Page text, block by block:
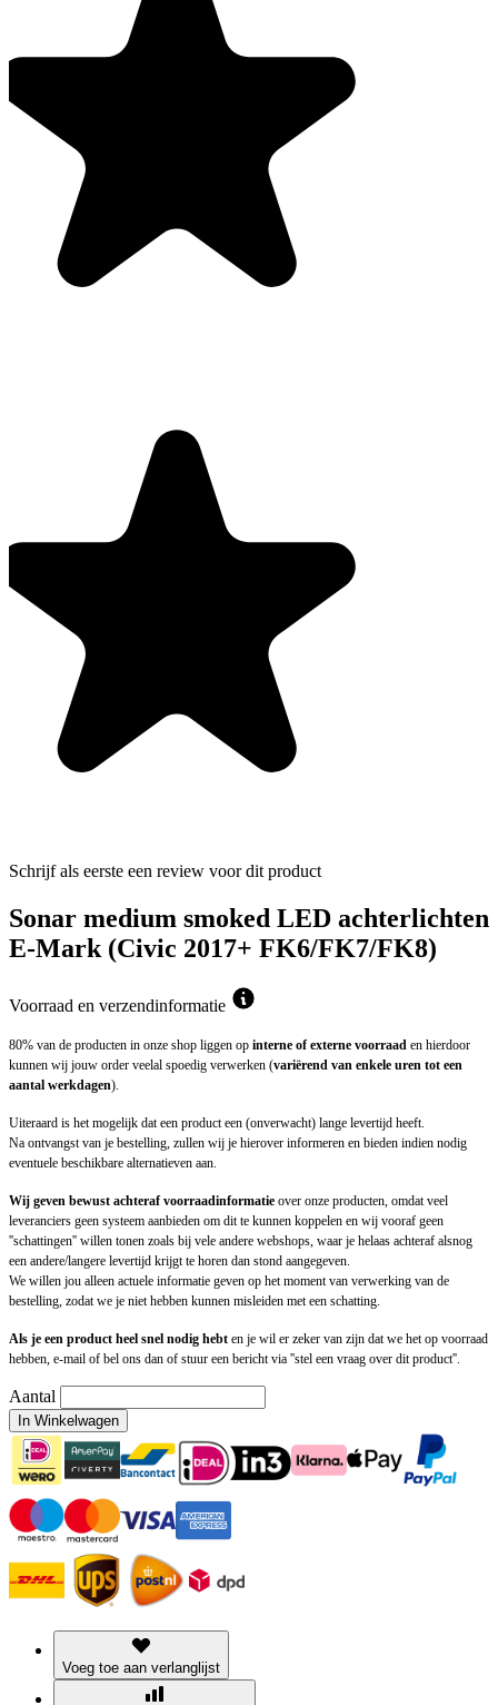
Schrijf als eerste een review voor dit product
Sonar medium smoked LED achterlichten
E-Mark (Civic 2017+ FK6/FK7/FK8)
Voorraad en verzendinformatie
80% van de producten in onze shop liggen op interne of externe voorraad en hierdoor
kunnen wij jouw order veelal spoedig verwerken (variërend van enkele uren tot een
aantal werkdagen).
Uiteraard is het mogelijk dat een product een (onverwacht) lange levertijd heeft.
Na ontvangst van je bestelling, zullen wij je hierover informeren en bieden indien nodig
eventuele beschikbare alternatieven aan.
Wij geven bewust achteraf voorraadinformatie over onze producten, omdat veel
leveranciers geen systeem aanbieden om dit te kunnen koppelen en wij vooraf geen
''schattingen'' willen tonen zoals bij vele andere webshops, waar je helaas achteraf alsnog
een andere/langere levertijd krijgt te horen dan stond aangegeven.
We willen jou alleen actuele informatie geven op het moment van verwerking van de
bestelling, zodat we je niet hebben kunnen misleiden met een schatting.
Als je een product heel snel nodig hebt en je wil er zeker van zijn dat we het op voorraad
hebben, e-mail of bel ons dan of stuur een bericht via ''stel een vraag over dit product''.
Aantal
In Winkelwagen
Voeg toe aan verlanglijst